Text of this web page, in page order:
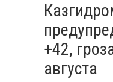
+42,
августа